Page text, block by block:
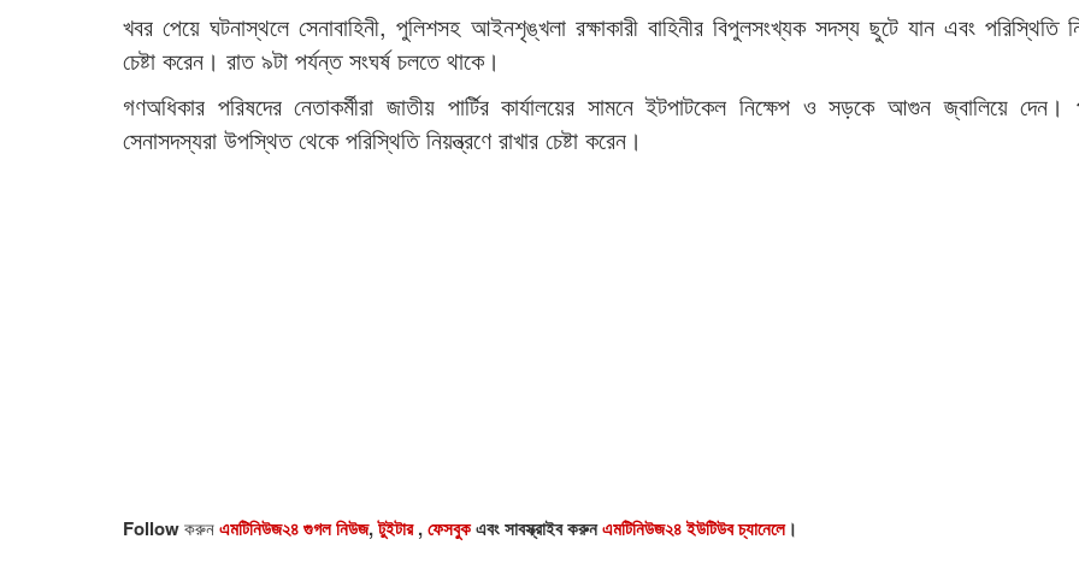
খবর পেয়ে ঘটনাস্থলে সেনাবাহিনী, পুলিশসহ আইনশৃঙ্খলা রক্ষাকারী বাহিনীর বিপুলসংখ্যক সদস্য ছুটে যান এবং পরিস্থিতি
চেষ্টা করেন। রাত ৯টা পর্যন্ত সংঘর্ষ চলতে থাকে।
গণঅধিকার পরিষদের নেতাকর্মীরা জাতীয় পার্টির কার্যালয়ের সামনে ইটপাটকেল নিক্ষেপ ও সড়কে আগুন জ্বালিয়ে
সেনাসদস্যরা উপস্থিত থেকে পরিস্থিতি নিয়ন্ত্রণে রাখার চেষ্টা করেন।
Followকরুনএমটিনিউজ২৪ গুগল নিউজ,টুইটার,ফেসবুকএবং সাবস্ক্রাইব করুনএমটিনিউজ২৪ ইউটিউব চ্যানেলে।